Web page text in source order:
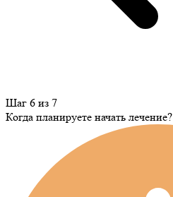
Шаг 6 из 7
Когда планируете начать лечение?